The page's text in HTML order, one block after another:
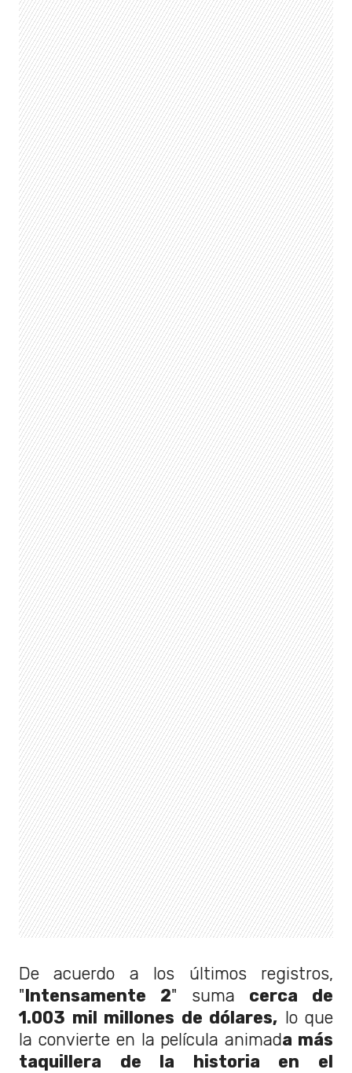
De acuerdo a los últimos registros,
"Intensamente 2" suma cerca de
1.003 mil millones de dólares, lo que
la convierte en la película animada más
taquillera de la historia en el